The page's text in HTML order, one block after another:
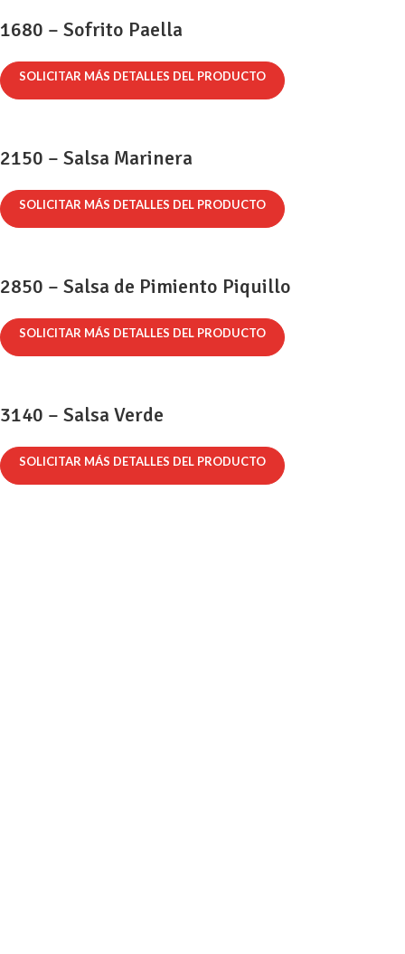
1680 – Sofrito Paella
SOLICITAR MÁS DETALLES DEL PRODUCTO
2150 – Salsa Marinera
SOLICITAR MÁS DETALLES DEL PRODUCTO
2850 – Salsa de Pimiento Piquillo
SOLICITAR MÁS DETALLES DEL PRODUCTO
3140 – Salsa Verde
SOLICITAR MÁS DETALLES DEL PRODUCTO